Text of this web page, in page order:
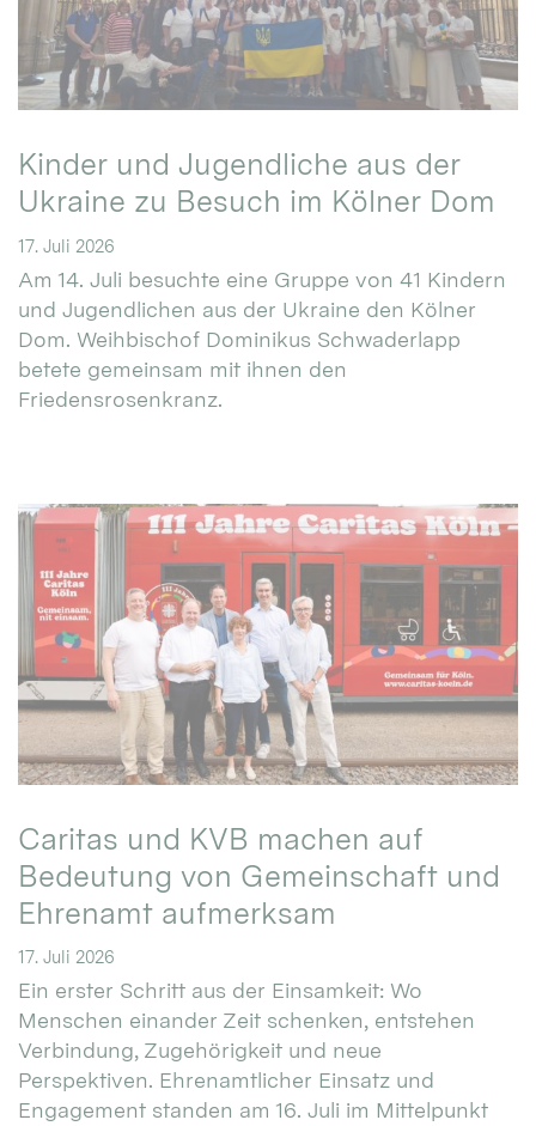
Kinder und Jugendliche aus der
Ukraine zu Besuch im Kölner Dom
17. Juli 2026
Am 14. Juli besuchte eine Gruppe von 41 Kindern
und Jugendlichen aus der Ukraine den Kölner
Dom. Weihbischof Dominikus Schwaderlapp
betete gemeinsam mit ihnen den
Friedensrosenkranz.
Caritas und KVB machen auf
Bedeutung von Gemeinschaft und
Ehrenamt aufmerksam
17. Juli 2026
Ein erster Schritt aus der Einsamkeit: Wo
Menschen einander Zeit schenken, entstehen
Verbindung, Zugehörigkeit und neue
Perspektiven. Ehrenamtlicher Einsatz und
Engagement standen am 16. Juli im Mittelpunkt